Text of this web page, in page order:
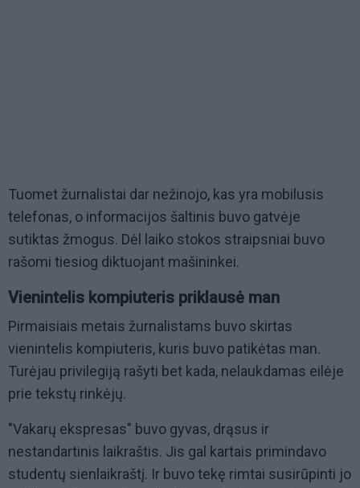
Tuomet žurnalistai dar nežinojo, kas yra mobilusis
telefonas, o informacijos šaltinis buvo gatvėje
sutiktas žmogus. Dėl laiko stokos straipsniai buvo
rašomi tiesiog diktuojant mašininkei.
Vienintelis kompiuteris priklausė man
Pirmaisiais metais žurnalistams buvo skirtas
vienintelis kompiuteris, kuris buvo patikėtas man.
Turėjau privilegiją rašyti bet kada, nelaukdamas eilėje
prie tekstų rinkėjų.
"Vakarų ekspresas" buvo gyvas, drąsus ir
nestandartinis laikraštis. Jis gal kartais primindavo
studentų sienlaikraštį. Ir buvo tekę rimtai susirūpinti jo